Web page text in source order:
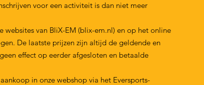
voor een activiteit is dan niet meer
van BliX-EM (blix-em.nl) en op het online
De laatste prijzen zijn altijd de geldende en
effect op eerder afgesloten en betaalde
in onze webshop via het Eversports-